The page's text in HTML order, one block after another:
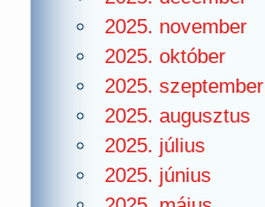
2025. november
2025. október
2025. szeptember
2025. augusztus
2025. július
2025. június